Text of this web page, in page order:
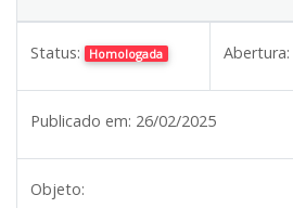
Status: Homologada Abertura:
Publicado em: 26/02/2025
Objeto: